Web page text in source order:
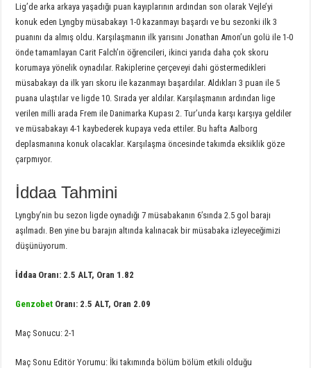
Lig’de arka arkaya yaşadığı puan kayıplarının ardından son olarak Vejle’yi
konuk eden Lyngby müsabakayı 1-0 kazanmayı başardı ve bu sezonki ilk 3
puanını da almış oldu. Karşılaşmanın ilk yarısını Jonathan Amon’un golü ile 1-0
önde tamamlayan Carit Falch’ın öğrencileri, ikinci yarıda daha çok skoru
korumaya yönelik oynadılar. Rakiplerine çerçeveyi dahi göstermedikleri
müsabakayı da ilk yarı skoru ile kazanmayı başardılar. Aldıkları 3 puan ile 5
puana ulaştılar ve ligde 10. Sırada yer aldılar. Karşılaşmanın ardından lige
verilen milli arada Frem ile Danimarka Kupası 2. Tur’unda karşı karşıya geldiler
ve müsabakayı 4-1 kaybederek kupaya veda ettiler. Bu hafta Aalborg
deplasmanına konuk olacaklar. Karşılaşma öncesinde takımda eksiklik göze
çarpmıyor.
İddaa Tahmini
Lyngby’nin bu sezon ligde oynadığı 7 müsabakanın 6’sında 2.5 gol barajı
aşılmadı. Ben yine bu barajın altında kalınacak bir müsabaka izleyeceğimizi
düşünüyorum.
İddaa Oranı: 2.5 ALT, Oran 1.82
Genzobet Oranı: 2.5 ALT, Oran 2.09
Maç Sonucu: 2-1
Maç Sonu Editör Yorumu: İki takımında bölüm bölüm etkili olduğu